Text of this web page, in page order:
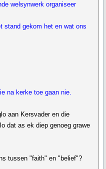
welsynwerk organiseer
stand gekom het en wat ons
na kerke toe gaan nie.
aan Kersvader en die
dat as ek diep genoeg grawe
tussen "faith" en "belief"?